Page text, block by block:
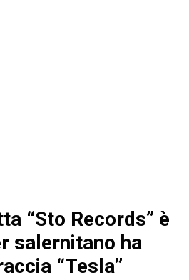
“Sto Records” è
salernitano ha
“Tesla”